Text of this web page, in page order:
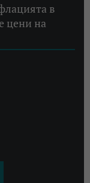
в
цени на